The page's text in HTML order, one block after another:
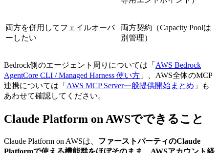
両方を併用してフェイルオーバ
ーしたい
両方契約（Capacity Poolは
別管理）
Bedrock側のエージェント周りについては「 AWS Bedrock
AgentCore CLI / Managed Harness 使い方 」、AWS全体のMCP
連携については「 AWS MCP Server一般提供開始まとめ 」も
あわせて確認してください。
Claude Platform on AWSでできること
Claude Platform on AWSは、 ファーストパーティのClaude